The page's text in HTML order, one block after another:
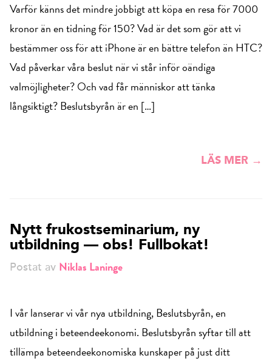
Varför känns det mindre jobbigt att köpa en resa för 7000
kronor än en tidning för 150? Vad är det som gör att vi
bestämmer oss för att iPhone är en bättre telefon än HTC?
Vad påverkar våra beslut när vi står inför oändiga
valmöjligheter? Och vad får människor att tänka
långsiktigt? Beslutsbyrån är en […]
LÄS MER →
Nytt frukostseminarium, ny
utbildning — obs! Fullbokat!
Postat av Niklas Laninge
I vår lanserar vi vår nya utbildning, Beslutsbyrån, en
utbildning i beteendeekonomi. Beslutsbyrån syftar till att
tillämpa beteendeekonomiska kunskaper på just ditt